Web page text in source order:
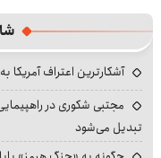
آشکارترین اعتراف آمریکا
مجتبی شکوری در
تبدیل می‌شود